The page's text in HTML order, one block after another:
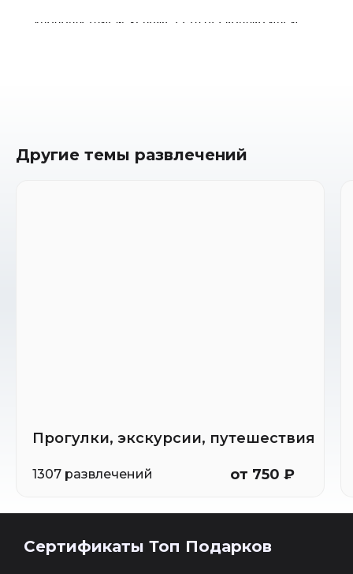
удовольствием. И даже есть несколько идей
Другие темы развлечений
Прогулки, экскурсии, путешествия
1307 развлечений от 750 ₽
Сертификаты Топ Подарков